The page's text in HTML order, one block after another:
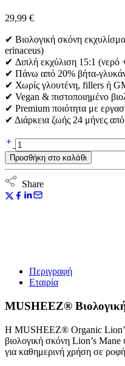
29,99 €
✔ Βιολογική σκόνη
erinaceus)
✔ Διπλή εκχύλιση 15:1 (νερό
✔ Πάνω από 20% βήτα-
✔ Χωρίς γλουτένη, fillers ή
✔ Vegan & πιστοποιημένο
✔ Premium ποιότητα με
✔ Διάρκεια ζωής 24 μήνες
Βιολογική
Σκόνη
Εκχυλίσματος
Lion's
Mane
(50g)
Προσθήκη στο καλάθι
Share
Περιγραφή
Εταιρία
MUSHEEZ®
Η MUSHEEZ® Organic
βιολογική σκόνη Lion’s
για καθημερινή χρήση σε